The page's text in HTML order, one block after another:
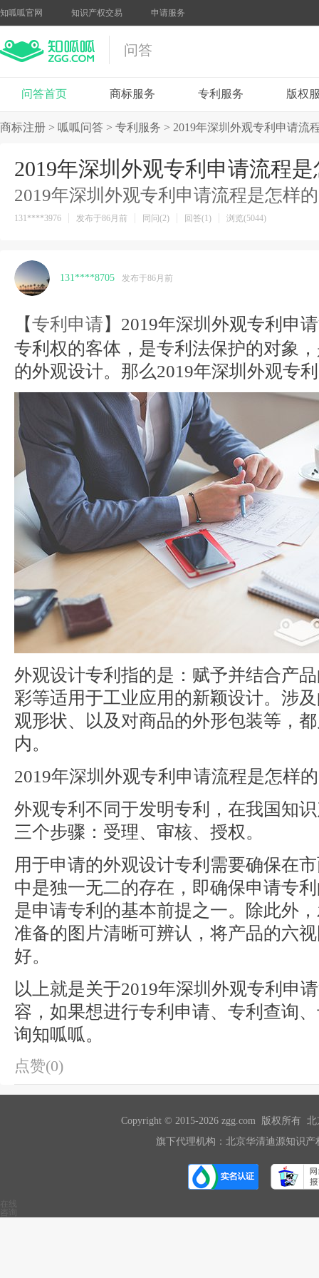
知呱呱官网 知识产权交易 申请服务
问答
问答首页 商标服务 专利服务 版权
商标注册 > 呱呱问答 > 专利服务 > 2019年深圳外观专利申请流
2019年深圳外观专利申请流程
2019年深圳外观专利申请流程是怎样
131****3976 发布于86月前 同问(2) 回答(1) 浏览(5044)
131****8705 发布于86月前
【专利申请】2019年深圳外观专利申
专利权的客体，是专利法保护的对象
的外观设计。那么2019年深圳外观专
外观设计专利指的是：赋予并结合产
彩等适用于工业应用的新颖设计。涉
观形状、以及对商品的外形包装等，
内。
2019年深圳外观专利申请流程是怎样
外观专利不同于发明专利，在我国知
三个步骤：受理、审核、授权。
用于申请的外观设计专利需要确保在
中是独一无二的存在，即确保申请专
是申请专利的基本前提之一。除此外
准备的图片清晰可辨认，将产品的六
好。
以上就是关于2019年深圳外观专利申
容，如果想进行专利申请、专利查询
询知呱呱。
点赞(0)
Copyright © 2015-2026 zgg.com 版权所有
旗下代理机构：北京华清迪源知识
咨询